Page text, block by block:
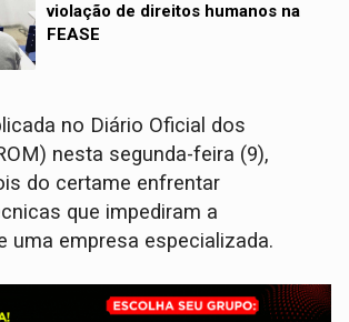
violação de direitos humanos na
FEASE
no Diário Oficial dos
nesta segunda-feira (9),
do certame enfrentar
que impediram a
uma empresa especializada.